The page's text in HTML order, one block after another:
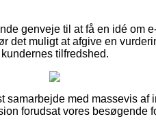
genveje til at få en idé om
det muligt at afgive en
tilfredshed.
samarbejde med massevis af
forudsat vores besøgende